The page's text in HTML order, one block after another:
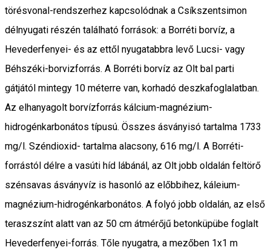
törésvonal-rendszerhez kap­csolódnak a Csíkszentsimon
délnyugati részén található források: a Borréti borvíz, a
Hevederfenyei- és az ettől nyugatabbra levő Lucsi- vagy
Béhszéki-borvizforrás. A Bor­réti borvíz az Olt bal parti
gátjától mintegy 10 méterre van, korhadó deszkafoglalatban.
Az elhanyagolt borvízforrás kálcium-magnézium-
hidrogénkarbonátos típusú. Összes ásványisó tartalma 1733
mg/l. Széndioxid- tartalma alacsony, 616 mg/l. A Borréti-
forrástól délre a vasúti híd lábánál, az Olt jobb oldalán feltörő
szénsavas ásványvíz is ha­sonló az előbbihez, káleium-
magnézium-hidrogénkarbonátos. A folyó jobb oldalán, az első
teraszszínt alatt van az 50 cm átmérőjű betonküpübe foglalt
Hevederfenyei-forrás. Tőle nyugatra, a mezőben 1x1 m